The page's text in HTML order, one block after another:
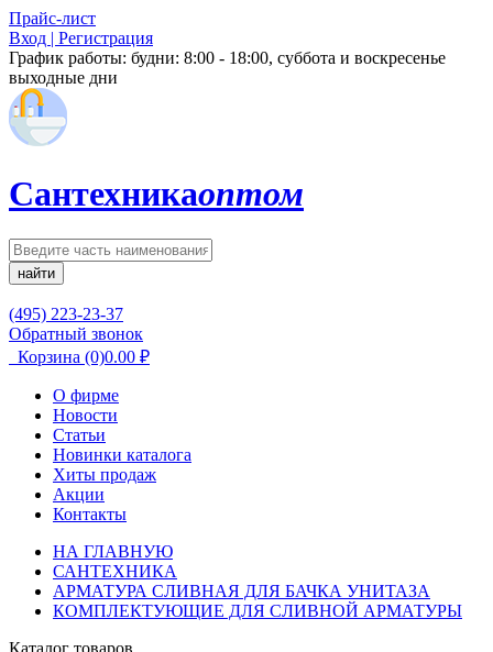
Прайс-лист
Вход | Регистрация
График работы: будни: 8:00 - 18:00, суббота и воскресенье
выходные дни
Сантехникаоптом
найти
(495) 223-23-37
Обратный звонок
Корзина (0)0.00 ₽
О фирме
Новости
Статьи
Новинки каталога
Хиты продаж
Акции
Контакты
НА ГЛАВНУЮ
САНТЕХНИКА
АРМАТУРА СЛИВНАЯ ДЛЯ БАЧКА УНИТАЗА
КОМПЛЕКТУЮЩИЕ ДЛЯ СЛИВНОЙ АРМАТУРЫ
Каталог товаров